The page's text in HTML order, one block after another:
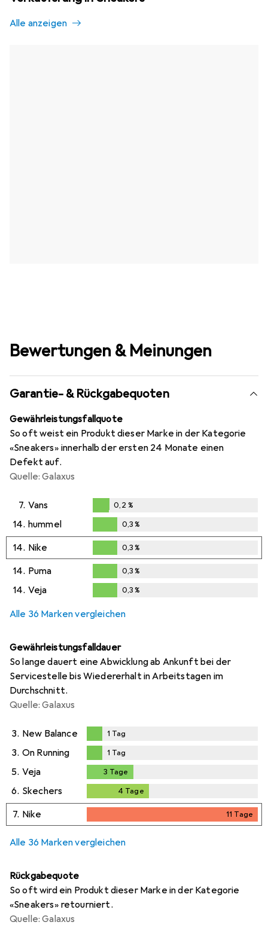
Alle anzeigen
Bewertungen & Meinungen
Garantie- & Rückgabequoten
Gewährleistungsfallquote
So oft weist ein Produkt dieser Marke in der Kategorie
«Sneakers» innerhalb der ersten 24 Monate einen
Defekt auf.
Quelle: Galaxus
7. Vans
0,2%
0,2 %
14. hummel
0,3%
0,3%
14. Nike
0,3%
0,3%
14. Puma
0,3%
0,3%
14. Veja 0,3%
Alle 36 Marken vergleichen
Gewährleistungsfalldauer
So lange dauert eine Abwicklung ab Ankunft bei der
Servicestelle bis Wiedererhalt in Arbeitstagen im
Durchschnitt.
Quelle: Galaxus
3. New Balance
Tag
1 Tag
3. On Running
Tag
1 Tag
5. Veja 3 Tage
6. Skechers 4 Tage
7. Nike 11 Tage
11Tage
Alle 36 Marken vergleichen
Rückgabequote
So oft wird ein Produkt dieser Marke in der Kategorie
«Sneakers» retourniert.
Quelle: Galaxus